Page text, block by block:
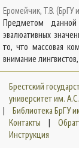
Еромейчик, Т.В. (БрГУ
Предметом данной
эвалюативных
то, что массовая
внимание
Брестский
университет им.
|
Библиотека БрГУ
Контакты
|
Инструкция